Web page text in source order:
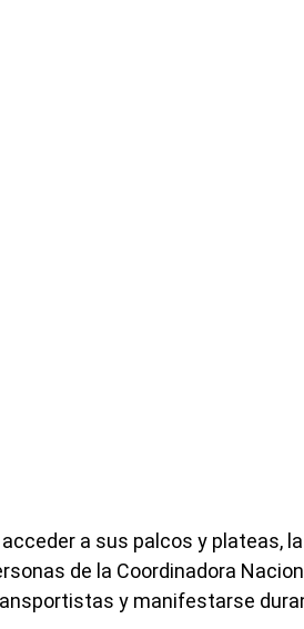
a sus palcos y plateas,
de la Coordinadora
y manifestarse